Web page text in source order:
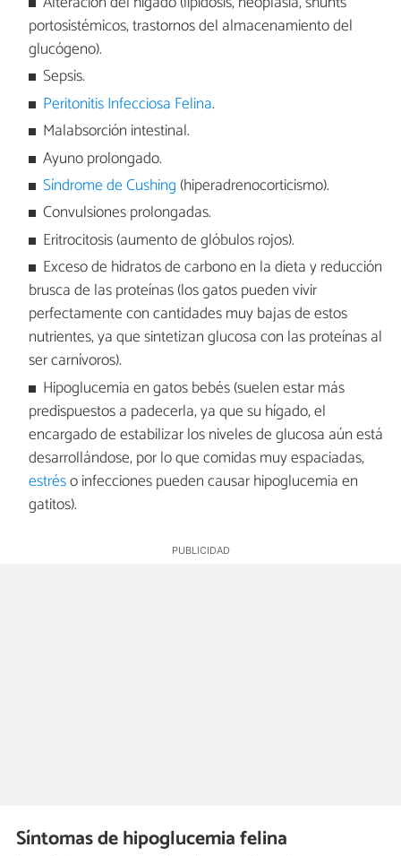
portosistémicos, trastornos del almacenamiento del
glucógeno).
Sepsis.
Peritonitis Infecciosa Felina.
Malabsorción intestinal.
Ayuno prolongado.
Síndrome de Cushing (hiperadrenocorticismo).
Convulsiones prolongadas.
Eritrocitosis (aumento de glóbulos rojos).
Exceso de hidratos de carbono en la dieta y reducción
brusca de las proteínas (los gatos pueden vivir
perfectamente con cantidades muy bajas de estos
nutrientes, ya que sintetizan glucosa con las proteínas al
ser carnívoros).
Hipoglucemia en gatos bebés (suelen estar más
predispuestos a padecerla, ya que su hígado, el
encargado de estabilizar los niveles de glucosa aún está
desarrollándose, por lo que comidas muy espaciadas,
estréso infecciones pueden causar hipoglucemia en
gatitos).
Síntomas de hipoglucemia felina